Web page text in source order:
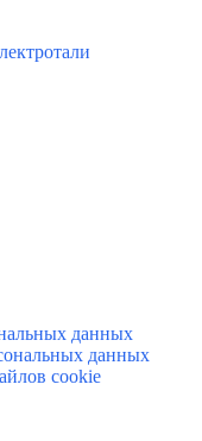
данных
данных
cookie